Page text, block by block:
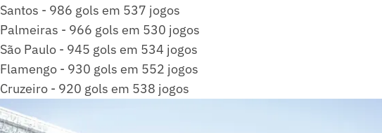
Santos - 986 gols em 537 jogos
Palmeiras - 966 gols em 530 jogos
São Paulo - 945 gols em 534 jogos
Flamengo - 930 gols em 552 jogos
Cruzeiro - 920 gols em 538 jogos